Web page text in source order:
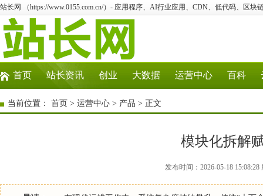
站长网 （https://www.0155.com.cn/）- 应用程序、AI行业应用、CDN、低代码、区块
首页 站长资讯 创业 大数据 运营中心 百科
当前位置： 首页 > 运营中心 > 产品 > 正文
模块化拆解
发布时间：2026-05-18